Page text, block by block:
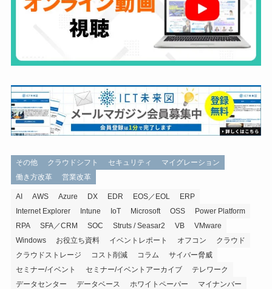
その他 クラウドシフト セキュリティ
マイグレーション
働き方改革
営業改革
AI AWS Azure DX EDR EOS／EOL
ERP
Internet Explorer
Intune IoT Microsoft OSS
Power Platform
RPA
SFA／CRM SOC Struts / Seasar2 VB
VMware
Windows
お役立ち資料 イベントレポート オフコン
クラウド
クラウドストレージ
コスト削減 コラム
サイバー脅威
セミナー/イベント
セミナー/イベントアーカイブ
テレワーク
データセンター
データベース ホワイトペーパー
マイナンバー